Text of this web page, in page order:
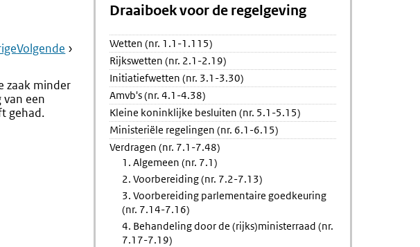
Pagina:
Aanhangigmaking
Bij
En
Ga
Volgende Pagina:
Ondertekening
(nr.
zaak minder
een
gehad.
Draaiboek voor de regelgeving
Wetten (nr. 1.1-1.115)
Rijkswetten (nr. 2.1-2.19)
Initiatiefwetten (nr. 3.1-3.30)
Amvb's (nr. 4.1-4.38)
Kleine koninklijke besluiten (nr. 5.1-5.15)
Ministeriële regelingen (nr. 6.1-6.15)
Verdragen (nr. 7.1-7.48)
1. Algemeen (nr. 7.1)
2. Voorbereiding (nr. 7.2-7.13)
3. Voorbereiding parlementaire goedkeuring
(nr. 7.14-7.16)
4. Behandeling door de (rijks)ministerraad (nr.
7.17-7.19)